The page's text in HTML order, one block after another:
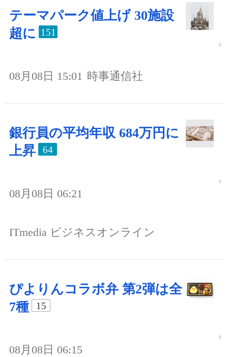
テーマパーク値上げ 30施設
超に 151
08月08日 15:01 時事通信社
銀行員の平均年収 684万円に
上昇
64
08月08日 06:21
ITmedia ビジネスオンライン
ぴよりんコラボ弁 第2弾は全
7種
15
08月08日 06:15